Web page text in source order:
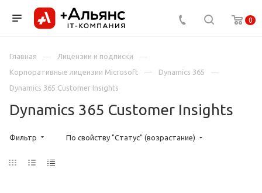
0
Главная
Лицензии и подписки
Корпоративные лицензии Microsoft
Dynamics 365
Dynamics 365 Customer Insights
Dynamics 365 Customer Insights
Фильтр По свойству "Статус" (возрастание)